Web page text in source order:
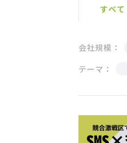
すべて
会社規模：
テーマ：